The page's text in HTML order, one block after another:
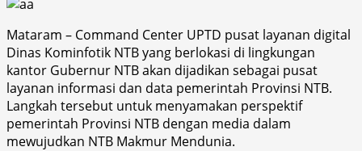
Mataram – Command Center UPTD pusat layanan digital
Dinas Kominfotik NTB yang berlokasi di lingkungan
kantor Gubernur NTB akan dijadikan sebagai pusat
layanan informasi dan data pemerintah Provinsi NTB.
Langkah tersebut untuk menyamakan perspektif
pemerintah Provinsi NTB dengan media dalam
mewujudkan NTB Makmur Mendunia.